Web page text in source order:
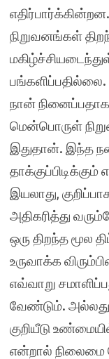
நிறுவனங்கள்
பங்களிப்பதில்லை.
நான்
மென்பொருள்
இதுதான். இந்த
இயலாது,
அதிகரித்து
ஒரு திறந்த மூல
உருவாக்க
எவ்வாறு
வேண்டும். அல்லது
குறியீடு
என்றால் நிலைமை